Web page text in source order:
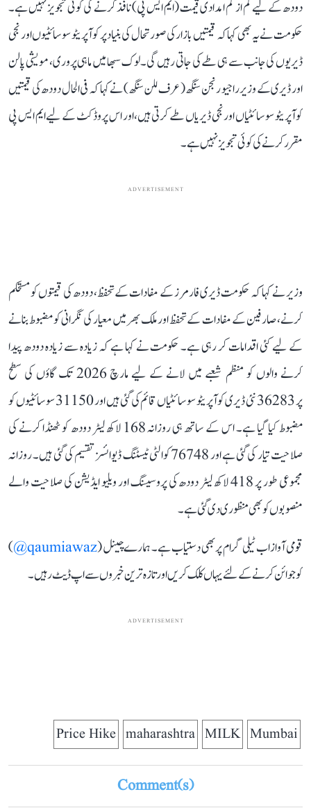
دودھ کے لیے کم از کم امدادی قیمت (ایم ایس پی) نافذ کرنے کی کوئی تجویز نہیں ہے۔
حکومت نے یہ بھی کہا کہ قیمتیں بازار کی صورتحال کی بنیاد پر کوآپریٹو سوسائٹیوں اور نجی
ڈیریوں کی جانب سے ہی طے کی جاتی رہیں گی۔ لوک سبھا میں ماہی پروری، مویشی پالن
اور ڈیری کے وزیر راجیو رنجن سنگھ (عرف للن سنگھ) نے کہا کہ فی الحال دودھ کی قیمتیں
کوآپریٹو سوسائٹیاں اور نجی ڈیریاں طے کرتی ہیں، اور اس پروڈکٹ کے لیے ایم ایس پی
مقرر کرنے کی کوئی تجویز نہیں ہے۔
ADVERTISEMENT
وزیر نے کہا کہ حکومت ڈیری فارمرز کے مفادات کے تحفظ، دودھ کی قیمتوں کو مستحکم
کرنے، صارفین کے مفادات کے تحفظ اور ملک بھر میں معیار کی نگرانی کو مضبوط بنانے
کے لیے کئی اقدامات کر رہی ہے۔ حکومت نے کہا ہے کہ زیادہ سے زیادہ دودھ پیدا
کرنے والوں کو منظم شعبے میں لانے کے لیے مارچ 2026 تک گاؤں کی سطح
پر 36283 نئی ڈیری کوآپریٹو سوسائٹیاں قائم کی گئی ہیں اور 31150 سوسائٹیوں کو
مضبوط کیا گیا ہے۔ اس کے ساتھ ہی روزانہ 168 لاکھ لیٹر دودھ کو ٹھنڈا کرنے کی
صلاحیت تیار کی گئی ہے اور 76748 کوالٹی ٹیسٹنگ ڈیوائسز تقسیم کی گئی ہیں۔ روزانہ
مجموعی طور پر 418 لاکھ لیٹر دودھ کی پروسیسنگ اور ویلیو ایڈیشن کی صلاحیت والے
منصوبوں کو بھی منظوری دی گئی ہے۔
قومی آواز اب ٹیلی گرام پر بھی دستیاب ہے۔ ہمارے چینل (qaumiawaz@
)
کو جوائن کرنے کے لئے یہاں کلک کریں اور تازہ ترین خبروں سے اپ ڈیٹ رہیں۔
ADVERTISEMENT
Mumbai
MILK
maharashtra
Price Hike
Comment(s)